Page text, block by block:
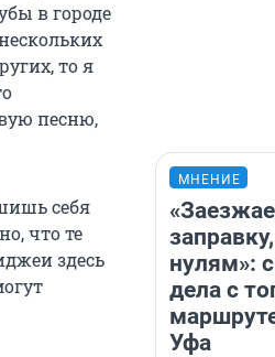
в городе
то я
песню,
себя
что те
здесь
МНЕНИЕ
нулям»:
дела с
Уфа